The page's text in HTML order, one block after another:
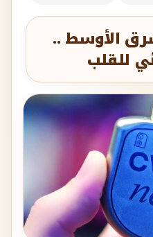
الأوسط ..
للقلب